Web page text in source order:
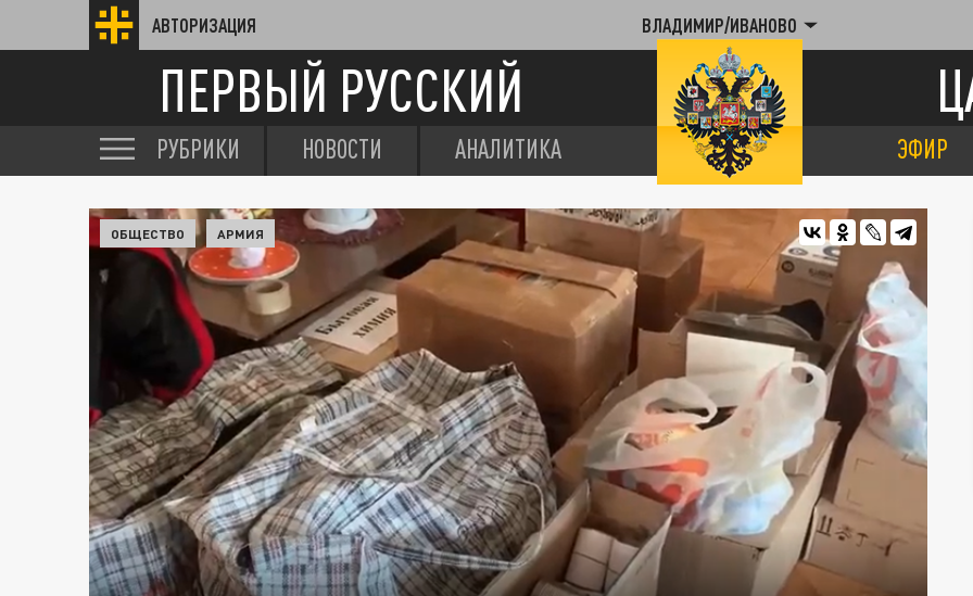
АВТОРИЗАЦИЯ ВЛАДИМИР/ИВАНОВО
ПЕРВЫЙ РУССКИЙ
РУБРИКИ НОВОСТИ АНАЛИТИКА ЭФИР
ОБЩЕСТВО АРМИЯ